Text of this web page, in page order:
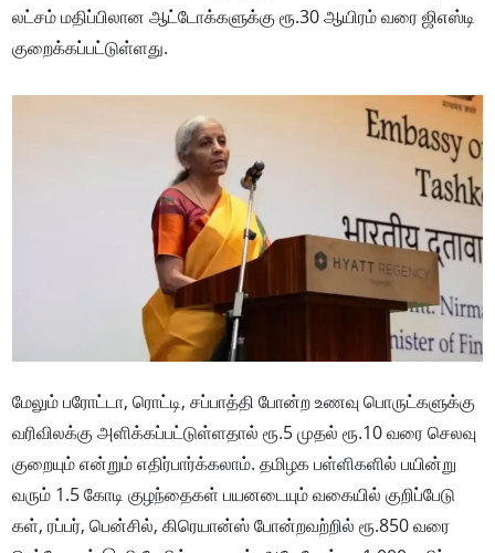
லட்​சம் மதிப்​பிலான ஆட்​டோக்​களுக்கு ரூ.30 ஆயிரம் வரை ஜிஎஸ்டி
குறைக்​கப்​பட்​டுள்​ளது.
மேலும் பரோட்​டா, ரொட்​டி, சப்​பாத்தி போன்ற உணவு பொருட்​களுக்கு
வரி​விலக்கு அளிக்​கப்​பட்​டுள்​ள​தால் ரூ.5 முதல் ரூ.10 வரை செலவு
குறை​யும் என்​றும் எதிர்​பார்க்​கலாம். தமிழக பள்​ளி​களில் பயின்று
வரும் 1.5 கோடி குழந்​தைகள் பயனடை​யும் வகை​யில் குறிப்​பேடு​
கள், ரப்​பர், பென்​சில், கிரெ​யான்ஸ் போன்​றவற்​றில் ரூ.850 வரை